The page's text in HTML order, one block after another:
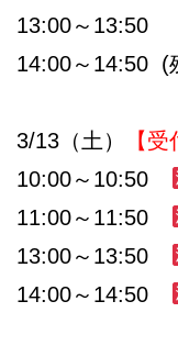
13:00～13:50
14:00～14:50 (
3/13（土）
【
10:00～10:50
11:00～11:50
13:00～13:50
14:00～14:50